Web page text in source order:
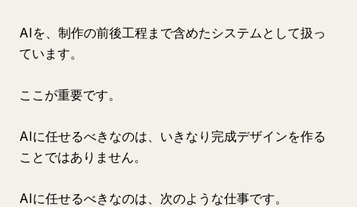
AIを、制作の前後工程まで含めたシステムとして扱っ
ています。
ここが重要です。
AIに任せるべきなのは、いきなり完成デザインを作る
ことではありません。
AIに任せるべきなのは、次のような仕事です。